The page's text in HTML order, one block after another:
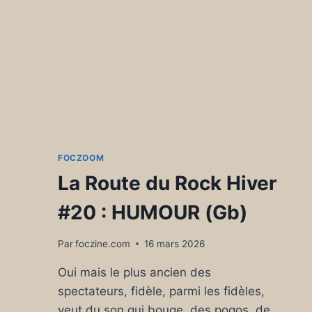
FOCZOOM
La Route du Rock Hiver
#20 : HUMOUR (Gb)
Parfoczine.com 16 mars 2026
Oui mais le plus ancien des
spectateurs, fidèle, parmi les fidèles,